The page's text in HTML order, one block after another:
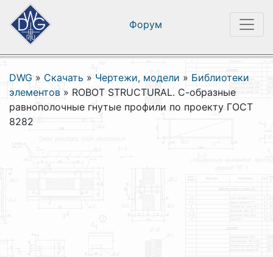
Форум
DWG » Скачать » Чертежи, модели » Библиотеки
элементов » ROBOT STRUCTURAL. С-образные
равнополочные гнутые профили по проекту ГОСТ
8282